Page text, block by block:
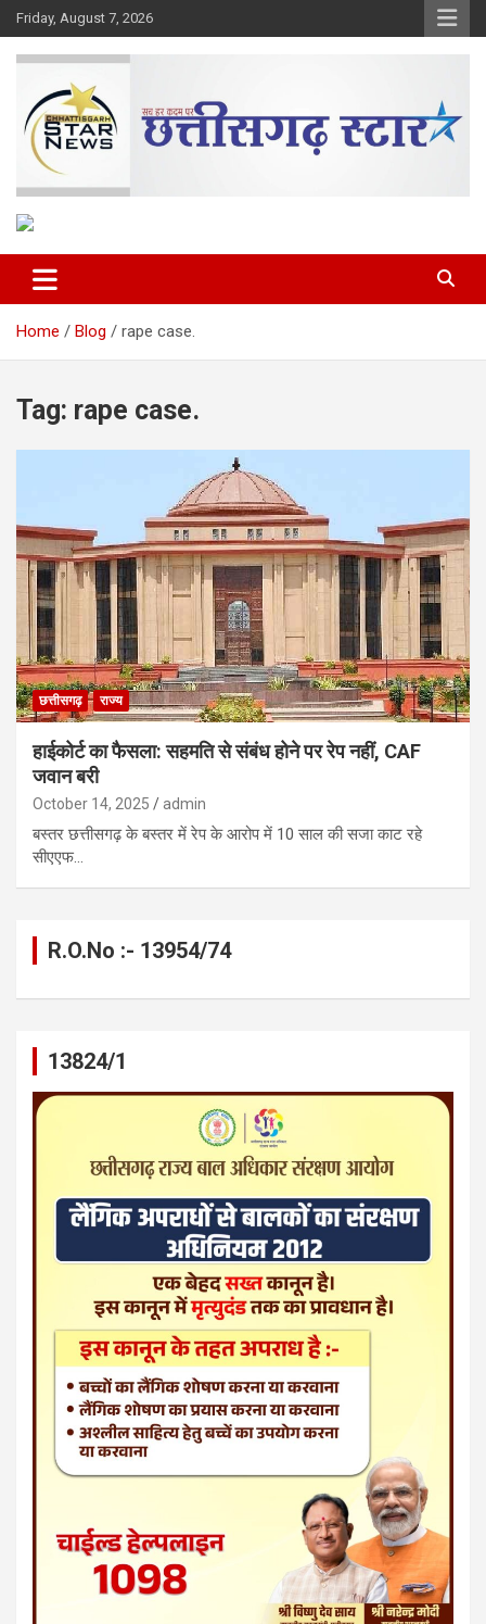
Skip
to
content
Friday, August 7, 2026
Chhattisgarh Star
Home Blog rape case.
Tag: rape case.
छत्तीसगढ़ राज्य
हाईकोर्ट का फैसला: सहमति से संबंध होने पर रेप नहीं, CAF
जवान बरी
October 14, 2025 admin
बस्तर छत्तीसगढ़ के बस्तर में रेप के आरोप में 10 साल की सजा काट रहे
सीएएफ…
R.O.No :- 13954/74
13824/1